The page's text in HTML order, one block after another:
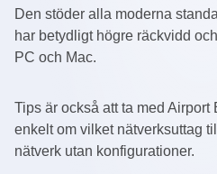
Den stöder alla moderna
har betydligt högre räckvidd
PC och Mac.
Tips är också att ta med
enkelt om vilket nätverksuttag
nätverk utan konfigurationer.